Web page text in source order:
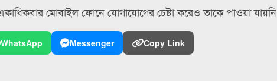
মোবাইল ফোনে যোগাযোগের চেষ্টা করেও তাকে পাওয়া
WhatsApp Messenger Copy Link